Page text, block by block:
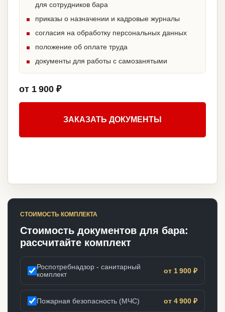
для сотрудников бара
приказы о назначении и кадровые журналы
согласия на обработку персональных данных
положение об оплате труда
документы для работы с самозанятыми
от 1 900 ₽
ЗАКАЗАТЬ ДОКУМЕНТЫ
СТОИМОСТЬ КОМПЛЕКТА
Стоимость документов для бара:
рассчитайте комплект
Роспотребнадзор - санитарный
комплект
от 1 900 ₽
Пожарная безопасность (МЧС) от 4 900 ₽